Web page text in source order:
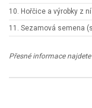
10. Hořčice a výrobky z ní
11. Sezamová semena
Přesné informace